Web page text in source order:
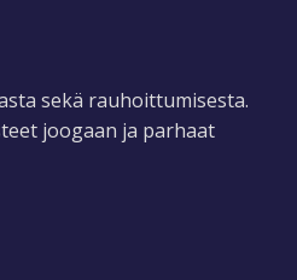
sekä rauhoittumisesta.
joogaan ja parhaat